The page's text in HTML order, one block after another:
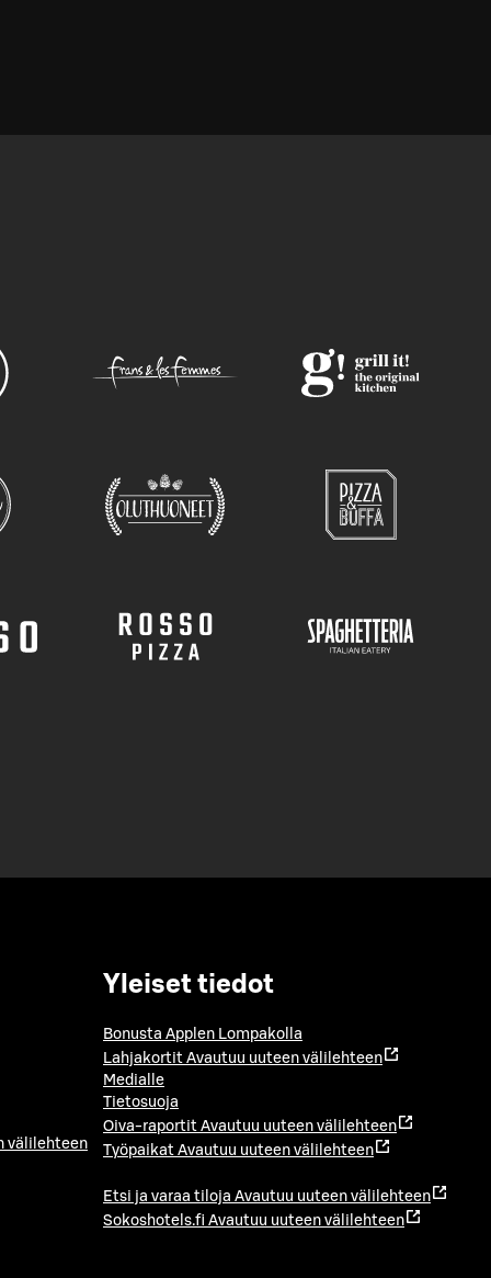
välilehteen
Yleiset tiedot
Bonusta Applen Lompakolla
Lahjakortit Avautuu uuteen välilehteen
Medialle
Tietosuoja
Oiva-raportit Avautuu uuteen välilehteen
Työpaikat Avautuu uuteen välilehteen
Etsi ja varaa tiloja Avautuu uuteen välilehteen
Sokoshotels.fi Avautuu uuteen välilehteen